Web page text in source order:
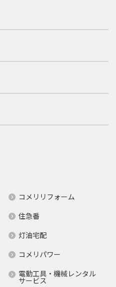
コメリリフォーム
住急番
灯油宅配
コメリパワー
電動工具・機械レンタル
サービス